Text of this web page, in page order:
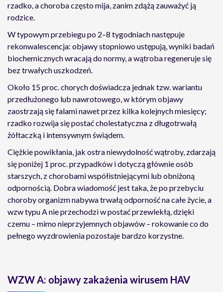
rzadko, a choroba często mija, zanim zdążą zauważyć ją
rodzice.
W typowym przebiegu po 2–8 tygodniach następuje
rekonwalescencja: objawy stopniowo ustępują, wyniki badań
biochemicznych wracają do normy, a wątroba regeneruje się
bez trwałych uszkodzeń.
Około 15 proc. chorych doświadcza jednak tzw. wariantu
przedłużonego lub nawrotowego, w którym objawy
zaostrzają się falami nawet przez kilka kolejnych miesięcy;
rzadko rozwija się postać cholestatyczna z długotrwałą
żółtaczką i intensywnym świądem.
Ciężkie powikłania, jak ostra niewydolność wątroby, zdarzają
się poniżej 1 proc. przypadków i dotyczą głównie osób
starszych, z chorobami współistniejącymi lub obniżoną
odpornością. Dobra wiadomość jest taka, że po przebyciu
choroby organizm nabywa trwałą odporność na całe życie, a
wzw typu A nie przechodzi w postać przewlekłą, dzięki
czemu – mimo nieprzyjemnych objawów – rokowanie co do
pełnego wyzdrowienia pozostaje bardzo korzystne.
WZW A: objawy zakażenia wirusem HAV